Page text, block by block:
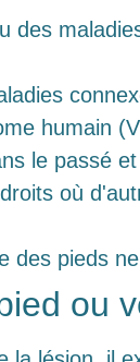
des
humain
le passé
où
des pieds
ou